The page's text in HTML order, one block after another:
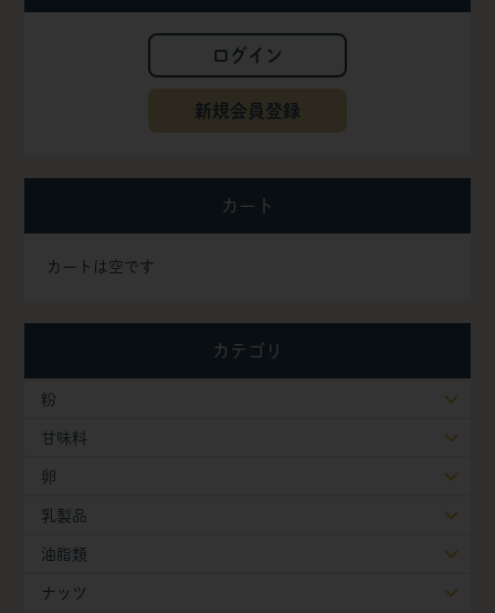
ログイン
新規会員登録
カート
カートは空です
カテゴリ
粉
甘味料
卵
乳製品
油脂類
ナッツ